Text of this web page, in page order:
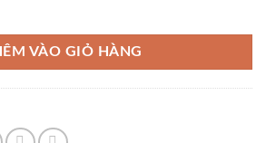
2.800.000 ₫.là:
2.799.000 ₫.
VÀO GIỎ HÀNG